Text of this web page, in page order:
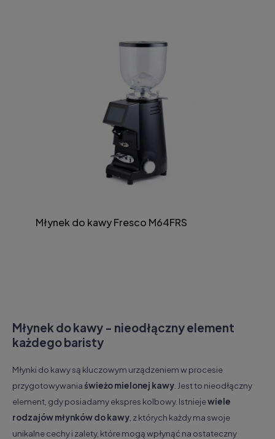
Młynek do kawy Fresco M64FRS
Młynek do kawy - nieodłączny element
każdego baristy
Młynki do kawy są kluczowym urządzeniem w procesie
przygotowywaniaświeżo mielonej kawy . Jest to nieodłączny
element, gdy posiadamy ekspres kolbowy. Istniejewiele
rodzajów młynków do kawy , z których każdy ma swoje
unikalne cechy i zalety, które mogą wpłynąć na ostateczny